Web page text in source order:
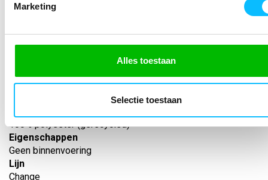
Marketing
Alles toestaan
Selectie toestaan
Artikelnummer
EAN nummer
Model
100% polyester (gerecycled)
Eigenschappen
Geen binnenvoering
Lijn
Change